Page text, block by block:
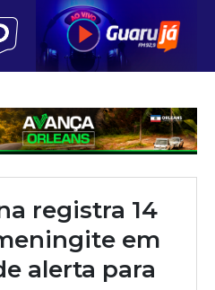
registra 14
em
alerta para